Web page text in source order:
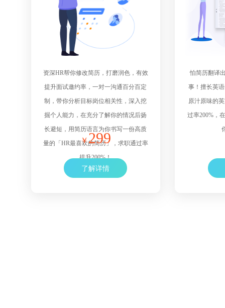
资深HR帮你修改简历，打磨润色，有效
提升面试邀约率，一对一沟通百分百定
制，带你分析目标岗位相关性，深入挖
掘个人能力，在充分了解你的情况后扬
长避短，用简历语言为你书写一份高质
量的「HR最喜欢的简历」，求职通过率
提升200%！
￥299
了解详情
怕简历翻译
事！擅长英
原汁原味的
过率200%，